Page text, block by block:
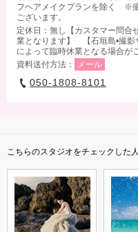
フヘアメイクプランを除く ※
ございます。
定休日：無し【カスタマー問合
業となります】 【石垣島•撮影
によって臨時休業となる場合が
資料送付方法：
メール
050-1808-8101
こちらのスタジオをチェックした